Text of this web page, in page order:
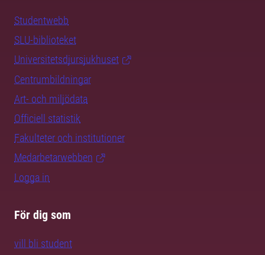
Studentwebb
SLU-biblioteket
Universitetsdjursjukhuset
Centrumbildningar
Art- och miljödata
Officiell statistik
Fakulteter och institutioner
Medarbetarwebben
Logga in
För dig som
vill bli student